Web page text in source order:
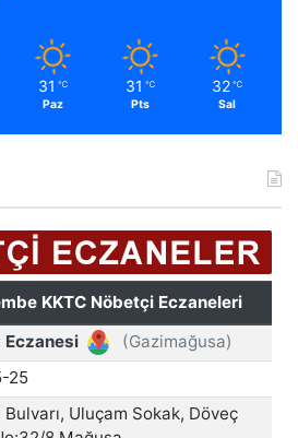
31 ℃
Paz
31 ℃
Pts
32 ℃
Sal